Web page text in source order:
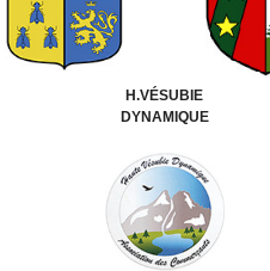
H.VÉSUBIE
DYNAMIQUE